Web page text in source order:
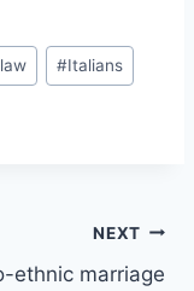
#Italians
NEXT
ethnic marriage